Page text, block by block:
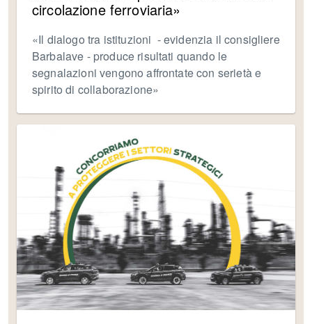
circolazione ferroviaria»
«Il dialogo tra istituzioni - evidenzia il consigliere
Barbalave - produce risultati quando le
segnalazioni vengono affrontate con serietà e
spirito di collaborazione»